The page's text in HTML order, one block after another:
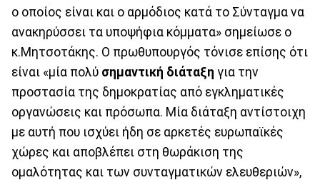
ο οποίος είναι και ο αρμόδιος κατά το Σύνταγμα να
ανακηρύσσει τα υποψήφια κόμματα» σημείωσε ο
κ.Μητσοτάκης. Ο πρωθυπουργός τόνισε επίσης ότι
είναι «μία πολύ σημαντική διάταξη για την
προστασία της δημοκρατίας από εγκληματικές
οργανώσεις και πρόσωπα. Μία διάταξη αντίστοιχη
με αυτή που ισχύει ήδη σε αρκετές ευρωπαϊκές
χώρες και αποβλέπει στη θωράκιση της
ομαλότητας και των συνταγματικών ελευθεριών»,